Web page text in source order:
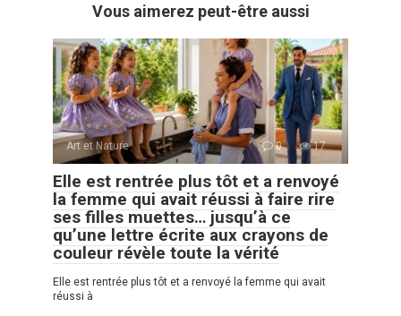
Vous aimerez peut-être aussi
Art et Nature 0 17
Elle est rentrée plus tôt et a renvoyé
la femme qui avait réussi à faire rire
ses filles muettes… jusqu’à ce
qu’une lettre écrite aux crayons de
couleur révèle toute la vérité
Elle est rentrée plus tôt et a renvoyé la femme qui avait
réussi à